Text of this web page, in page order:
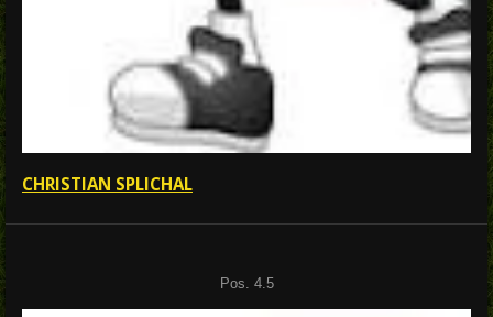
CHRISTIAN SPLICHAL
Pos. 4.5